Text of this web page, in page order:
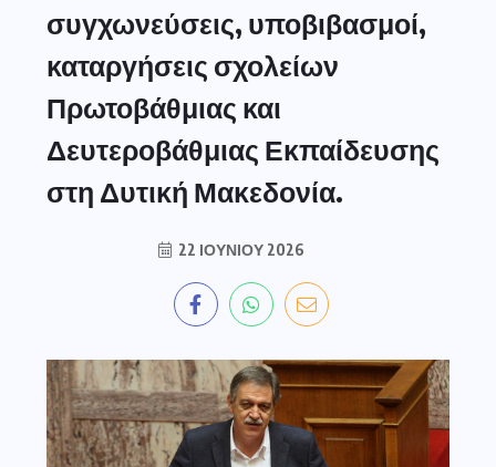
συγχωνεύσεις, υποβιβασμοί,
καταργήσεις σχολείων
Πρωτοβάθμιας και
Δευτεροβάθμιας Εκπαίδευσης
στη Δυτική Μακεδονία.
22 ΙΟΥΝΊΟΥ 2026